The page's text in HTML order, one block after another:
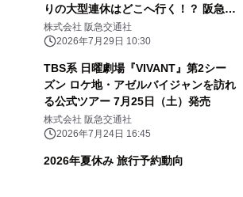
りの大型連休はどこへ行く！？ 阪急交
通社が公開～
株式会社 阪急交通社
2026年7月29日 10:30
TBS系 日曜劇場『VIVANT』第2シー
ズン ロケ地・アゼルバイジャンを訪れ
る公式ツアー 7月25日（土）発売
株式会社 阪急交通社
2026年7月24日 16:45
2026年夏休み 旅行予約動向